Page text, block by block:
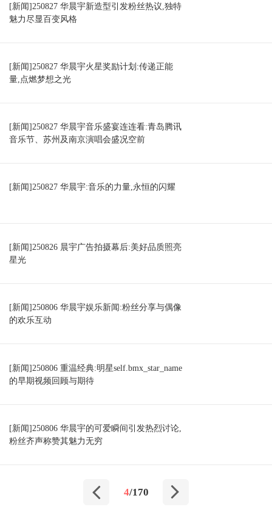
[新闻]250827 华晨宇新造型引发粉丝热议,独特
魅力尽显百变风格
[新闻]250827 华晨宇火星奖励计划:传递正能
量,点燃梦想之光
[新闻]250827 华晨宇音乐盛宴连连看:青岛腾讯
音乐节、苏州及南京演唱会盛况空前
[新闻]250827 华晨宇:音乐的力量,永恒的闪耀
[新闻]250826 晨宇广告拍摄幕后:美好品质照亮
星光
[新闻]250806 华晨宇娱乐新闻:粉丝分享与偶像
的欢乐互动
[新闻]250806 重温经典:明星self.bmx_star_name
的早期视频回顾与期待
[新闻]250806 华晨宇的可爱瞬间引发热烈讨论,
粉丝齐声称赞其魅力无穷
4/170